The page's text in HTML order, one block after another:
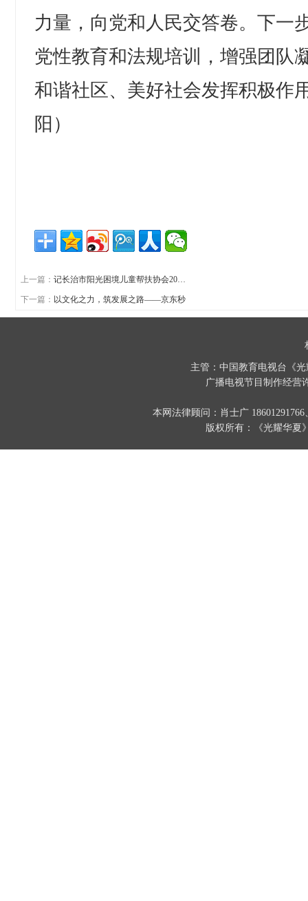
力量，向党和人民交答卷。下一
党性教育和法规培训，增强团队
和谐社区、美好社会发挥积极作
阳）
上一篇：记长治市阳光困境儿童帮扶协会20…
下一篇： 以文化之力，筑发展之路——京东秒
主管：中国教育电视台《
广播电视节目制作经营
本网法律顾问：肖士广
版权所有：《光耀华夏